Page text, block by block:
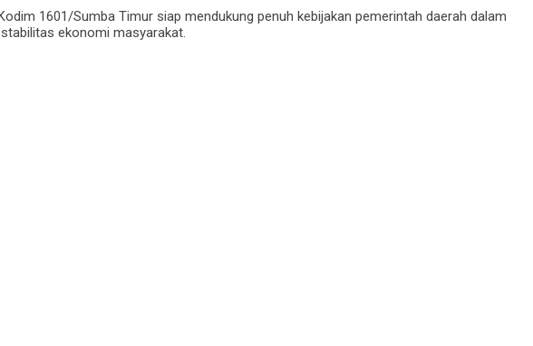
1601/Sumba Timur siap mendukung penuh kebijakan pemerintah daerah dalam
ekonomi masyarakat.